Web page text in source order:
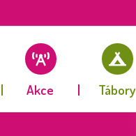
Akce Tábory